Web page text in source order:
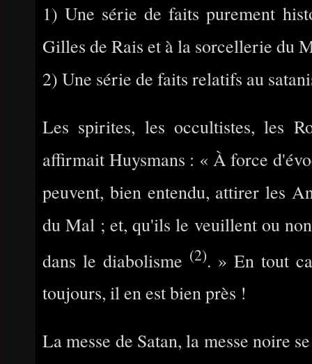
1) Une série de faits purement
Gilles de Rais et à la sorcellerie du
2) Une série de faits relatifs au
Les spirites, les occultistes, les
affirmait Huysmans : « À force
peuvent, bien entendu, attirer les
du Mal ; et, qu'ils le veuillent ou
dans le diabolisme (2). » En tout
toujours, il en est bien près !
La messe de Satan, la messe noire